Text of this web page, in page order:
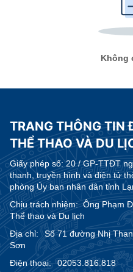
Không
TRANG THÔNG TIN
THỂ THAO VÀ DU
Giấy phép số:20 / GP-TTĐT
thanh, truyền hình và điện tử
phòng Ủy ban nhân dân tỉnh
Chịu trách nhiệm:Ông Phạm
Thể thao và Du lịch
Địa chỉ:
Số 71 đường Nhị
Sơn
Điện thoại:
02053.816.818